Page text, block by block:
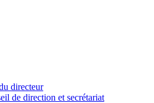
directeur
de direction et secrétariat